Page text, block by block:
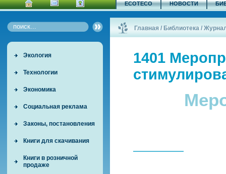
ECOTECO НОВОСТИ
Экология
Технологии
Экономика
Социальная реклама
Законы, постановления
Книги для скачивания
Книги в розничной
продаже
Главная / Библиотека /
1401